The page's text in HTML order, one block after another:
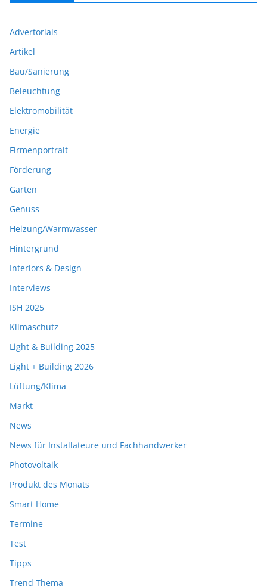
Advertorials
Artikel
Bau/Sanierung
Beleuchtung
Elektromobilität
Energie
Firmenportrait
Förderung
Garten
Genuss
Heizung/Warmwasser
Hintergrund
Interiors & Design
Interviews
ISH 2025
Klimaschutz
Light & Building 2025
Light + Building 2026
Lüftung/Klima
Markt
News
News für Installateure und Fachhandwerker
Photovoltaik
Produkt des Monats
Smart Home
Termine
Test
Tipps
Trend Thema